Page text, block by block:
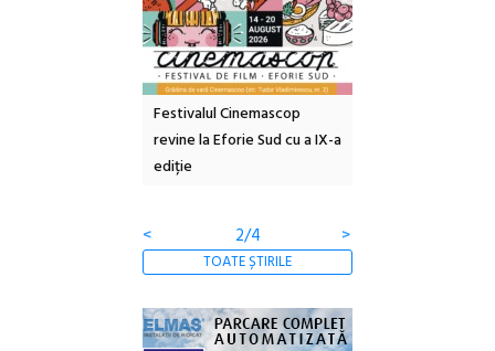
Festivalul Cinemascop
revine la Eforie Sud cu a IX-a
ediție
<
2/4 >
TOATE ȘTIRILE